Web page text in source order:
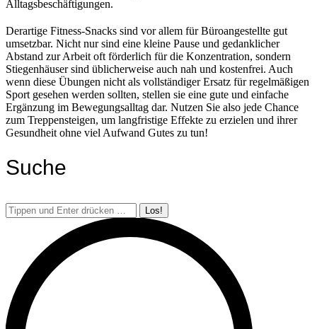
Alltagsbeschäftigungen.
Derartige Fitness-Snacks sind vor allem für Büroangestellte gut
umsetzbar. Nicht nur sind eine kleine Pause und gedanklicher
Abstand zur Arbeit oft förderlich für die Konzentration, sondern
Stiegenhäuser sind üblicherweise auch nah und kostenfrei. Auch
wenn diese Übungen nicht als vollständiger Ersatz für regelmäßigen
Sport gesehen werden sollten, stellen sie eine gute und einfache
Ergänzung im Bewegungsalltag dar. Nutzen Sie also jede Chance
zum Treppensteigen, um langfristige Effekte zu erzielen und ihrer
Gesundheit ohne viel Aufwand Gutes zu tun!
Suche